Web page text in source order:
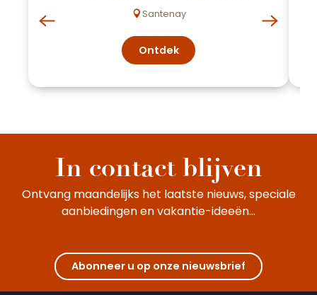
Santenay
Ontdek
In contact blijven
Ontvang maandelijks het laatste nieuws, speciale
aanbiedingen en vakantie-ideeën...
Abonneer u op onze nieuwsbrief